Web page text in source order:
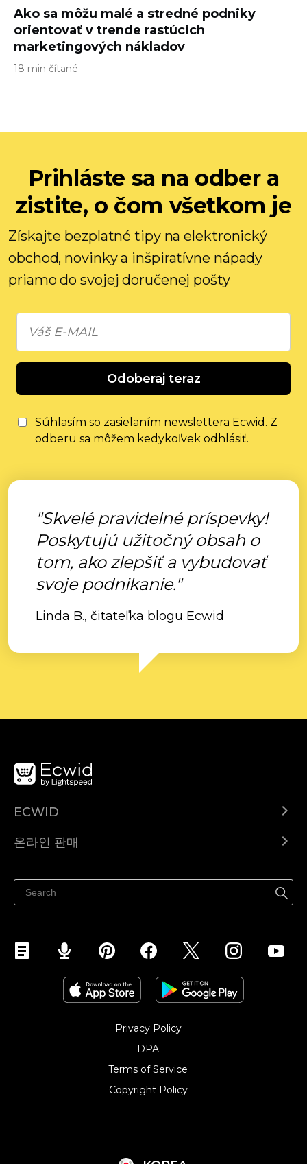
Ako sa môžu malé a stredné podniky
orientovať v trende rastúcich
marketingových nákladov
18 min čítané
Prihláste sa na odber a
zistite, o čom všetkom je
Získajte bezplatné tipy na elektronický
obchod, novinky a inšpiratívne nápady
priamo do svojej doručenej pošty
Odoberaj teraz
Súhlasím so zasielaním newslettera Ecwid. Z
odberu sa môžem kedykoľvek odhlásiť.
"Skvelé pravidelné príspevky!
Poskytujú užitočný obsah o
tom, ako zlepšiť a vybudovať
svoje podnikanie."
Linda B., čitateľka blogu Ecwid
ECWID
도움말 센터
온라인 판매
페이스북에서 판매하기
인스타그램에서 판매하기
Privacy Policy
DPA
Terms of Service
Copyright Policy‎